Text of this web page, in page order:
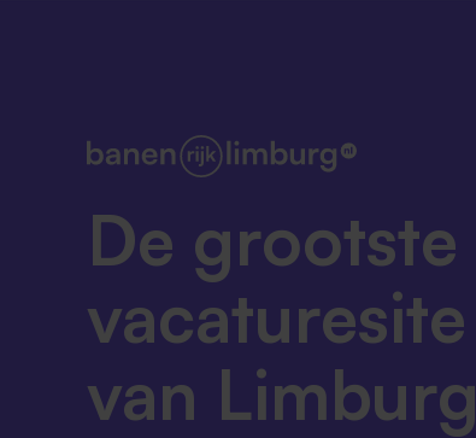
De grootste
vacaturesite
van Limburg